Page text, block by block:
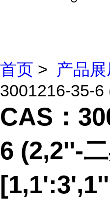
首页 > 产品
3001216-35-6
CAS：
6 (2,2''-